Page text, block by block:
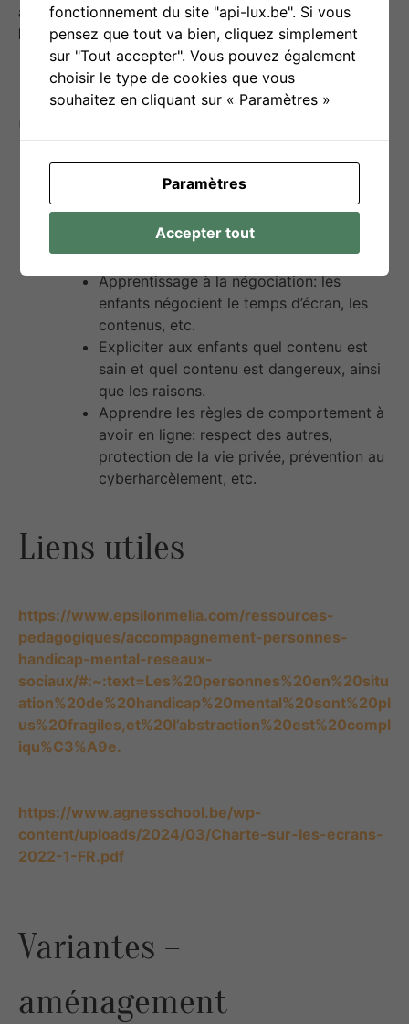
aussi difficiles à identifier car leur perception et
l’abstraction est compliquée.
Objectif(s) d’utilisation
S’accorder sur le temps d’écran: fixer des
limites de temps d’écran.
Permet d’encourager un équilibre sain
entre les activités en ligne et hors ligne.
Apprentissage à la négociation: les
enfants négocient le temps d’écran, les
contenus, etc.
Expliciter aux enfants quel contenu est
sain et quel contenu est dangereux, ainsi
que les raisons.
Apprendre les règles de comportement à
avoir en ligne: respect des autres,
protection de la vie privée, prévention au
cyberharcèlement, etc.
Liens utiles
https://www.epsilonmelia.com/ressources-
pedagogiques/accompagnement-personnes-
handicap-mental-reseaux-
sociaux/#:~:text=Les%20personnes%20en%20situ
ation%20de%20handicap%20mental%20sont%20pl
us%20fragiles,et%20l’abstraction%20est%20compl
iqu%C3%A9e.
https://www.agnesschool.be/wp-
content/uploads/2024/03/Charte-sur-les-ecrans-
2022-1-FR.pdf
Variantes –
aménagement
fonctionnement du site "api-lux.be". Si vous
pensez que tout va bien, cliquez simplement
sur "Tout accepter". Vous pouvez également
choisir le type de cookies que vous
souhaitez en cliquant sur « Paramètres »
Paramètres
Accepter tout